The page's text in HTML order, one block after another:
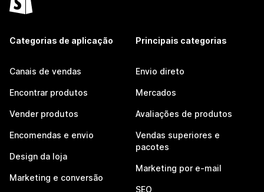
Categorias de aplicação
Canais de vendas
Encontrar produtos
Vender produtos
Encomendas e envio
Design da loja
Marketing e conversão
Principais categorias
Envio direto
Mercados
Avaliações de produtos
Vendas superiores e
pacotes
Marketing por e-mail
SEO